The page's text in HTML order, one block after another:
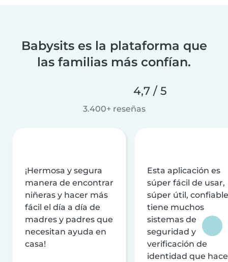
Babysits es la plataforma que
las familias más confían.
4,7 / 5
3.400+ reseñas
¡Hermosa y segura
manera de encontrar
niñeras y hacer más
fácil el día a día de
madres y padres que
necesitan ayuda en
casa!
Esta aplicación es
súper fácil de usar,
súper útil,
tiene muchos
sistemas de
seguridad y
verificación de
identidad que